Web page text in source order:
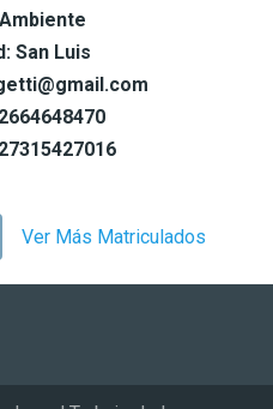
San Luis
Ver Más Matriculados